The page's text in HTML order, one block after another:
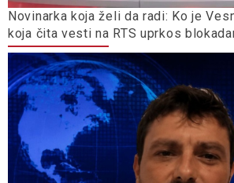
Novinarka koja želi da radi: Ko je
koja čita vesti na RTS uprkos